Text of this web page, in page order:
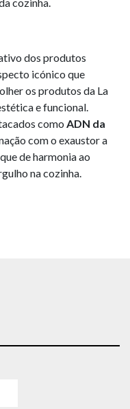
dos produtos
icónico que
os produtos da La
e funcional.
como ADN da
com o exaustor a
de harmonia ao
na cozinha.